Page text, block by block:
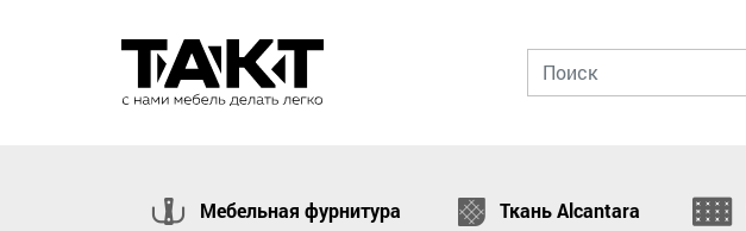
Мебельная фурнитура Ткань Alcantara